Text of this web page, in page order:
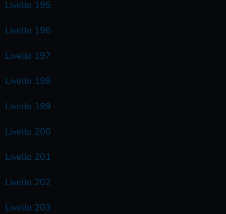
Livello 195
Livello 196
Livello 197
Livello 198
Livello 199
Livello 200
Livello 201
Livello 202
Livello 203